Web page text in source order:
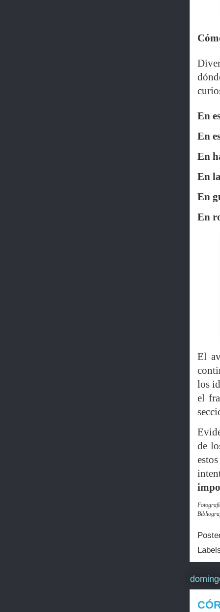
En
En
En
En
En
En
El
los
el
de